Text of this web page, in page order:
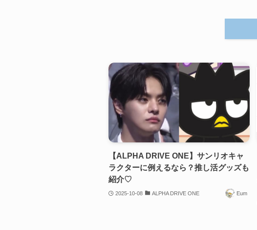
【ALPHA DRIVE ONE】サンリオキャ
ラクターに例えるなら？推し活グッズも
紹介♡
2025-10-08 ALPHA DRIVE ONE Eum